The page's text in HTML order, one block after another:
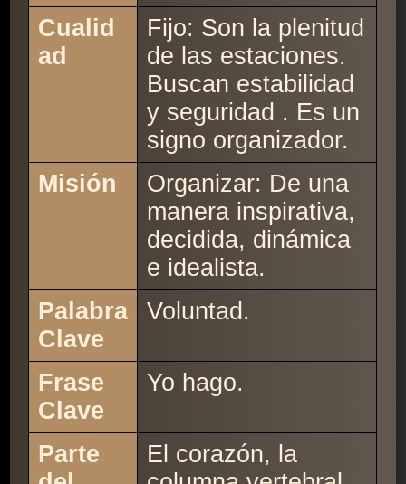
Cualid
ad
Fijo: Son la plenitud
de las estaciones.
Buscan estabilidad
y seguridad . Es un
signo organizador.
Misión
Organizar: De una
manera inspirativa,
decidida, dinámica
e idealista.
Palabra
Clave
Voluntad.
Frase
Clave
Yo hago.
Parte
El corazón, la